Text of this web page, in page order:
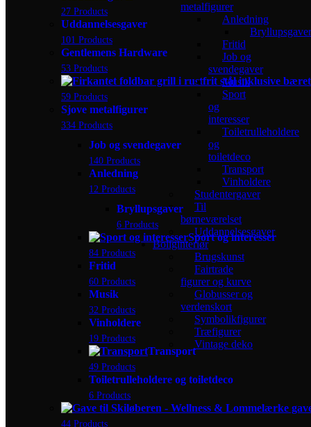
metalfigurer
Anledning
Bryllupsgaver
Fritid
Job og
svendegaver
Musik
Sport
og
interesser
Toiletrulleholdere
og
toiletdeco
Transport
Vinholdere
Studentergaver
Til
børneværelset
Uddannelsesgaver
Boliginteriør
Brugskunst
Fairtrade
figurer og kurve
Globusser og
verdenskort
Symbolikfigurer
Træfigurer
Vintage deko
27 Products
Uddannelsesgaver
101 Products
Gentlemens Hardware
53 Products
59 Products
Sjove metalfigurer
334 Products
Job og svendegaver
140 Products
Anledning
12 Products
Bryllupsgaver
6 Products
Sport og interesser
84 Products
Fritid
60 Products
Musik
32 Products
Vinholdere
19 Products
Transport
49 Products
Toiletrulleholdere og toiletdeco
6 Products
44 Products